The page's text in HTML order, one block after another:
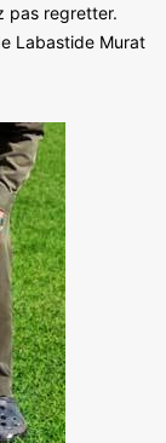
pas regretter.
Labastide Murat